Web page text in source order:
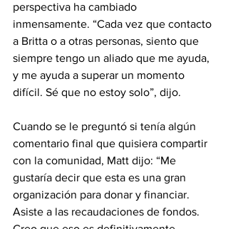
perspectiva ha cambiado
inmensamente. “Cada vez que contacto
a Britta o a otras personas, siento que
siempre tengo un aliado que me ayuda,
y me ayuda a superar un momento
difícil. Sé que no estoy solo”, dijo.
Cuando se le preguntó si tenía algún
comentario final que quisiera compartir
con la comunidad, Matt dijo: “Me
gustaría decir que esta es una gran
organización para donar y financiar.
Asiste a las recaudaciones de fondos.